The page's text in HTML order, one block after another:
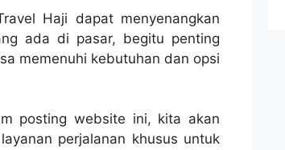
Haji dapat menyenangkan
ada di pasar, begitu penting
memenuhi kebutuhan dan opsi
posting website ini, kita akan
perjalanan khusus untuk